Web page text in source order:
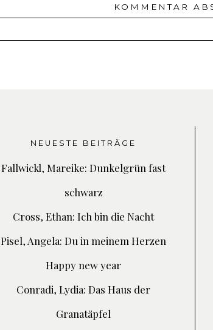
NEUESTE BEITRÄGE
Fallwickl, Mareike: Dunkelgrün fast
schwarz
Cross, Ethan: Ich bin die Nacht
Pisel, Angela: Du in meinem Herzen
Happy new year
Conradi, Lydia: Das Haus der
Granatäpfel